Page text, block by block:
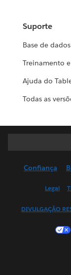
Suporte
Base de
Treinamento
Ajuda do
Todas as
Confiança
Legal
DIVULGAÇÃO